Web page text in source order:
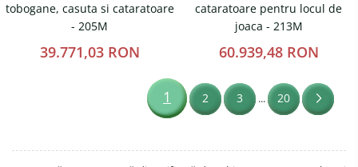
tobogane, casuta si cataratoare
- 205M
39.771,03 RON
cataratoare pentru locul de
joaca - 213M
60.939,48 RON
1 2 3 ... 20